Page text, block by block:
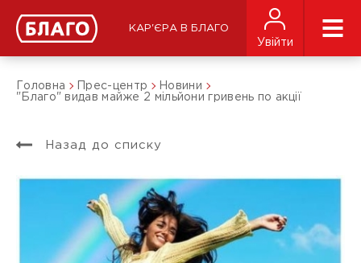
КАР'ЄРА В БЛАГО
Увійти
Головна Прес-центр
Новини
"Благо" видав майже 2 мільйони гривень по акції
Назад до списку